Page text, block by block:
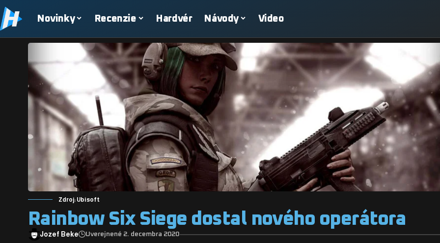
Novinky Recenzie Hardvér Návody Video
Zdroj: Ubisoft
Rainbow Six Siege dostal nového operátora
Jozef Beke Uverejnené 2. decembra 2020